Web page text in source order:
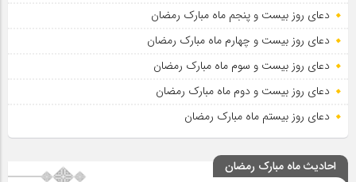
دعای روز بیست و پنجم ماه مبارک رمضان
دعای روز بیست و چهارم ماه مبارک رمضان
دعای روز بیست و سوم ماه مبارک رمضان
دعای روز بیست و دوم ماه مبارک رمضان
دعای روز بیستم ماه مبارک رمضان
احادیث ماه مبارک رمضان